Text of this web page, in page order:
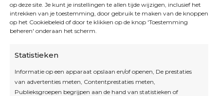
op deze site. Je kunt je instellingen te allen tijde wijzigen, inclusief het
intrekken van je toestemming, door gebruik te maken van de knoppen
op het Cookiebeleid of door te klikken op de knop 'Toestemming
beheren' onderaan het scherm.
Statistieken
Informatie op een apparaat opslaan en/of openen, De prestaties
van advertenties meten, Contentprestaties meten,
Publieksgroepen begrijpen aan de hand van statistieken of
Openingsuren